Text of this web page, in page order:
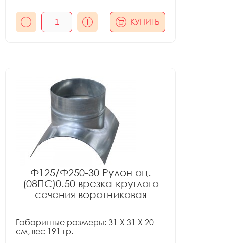
КУПИТЬ
Ф125/Ф250-30 Рулон оц.
(08ПС)0.50 врезка круглого
сечения воротниковая
Габаритные размеры: 31 X 31 X 20
см, вес 191 гр.